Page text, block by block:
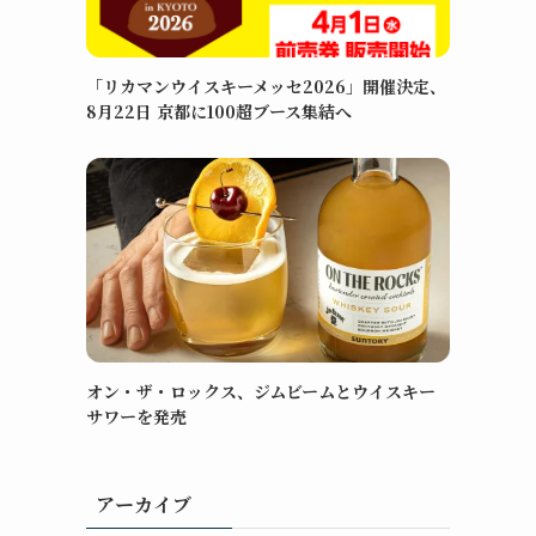
「リカマンウイスキーメッセ2026」開催決定、
8月22日 京都に100超ブース集結へ
オン・ザ・ロックス、ジムビームとウイスキー
サワーを発売
アーカイブ